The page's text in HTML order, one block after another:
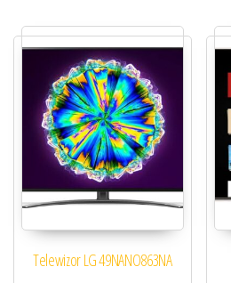
Telewizor LG 49NANO863NA